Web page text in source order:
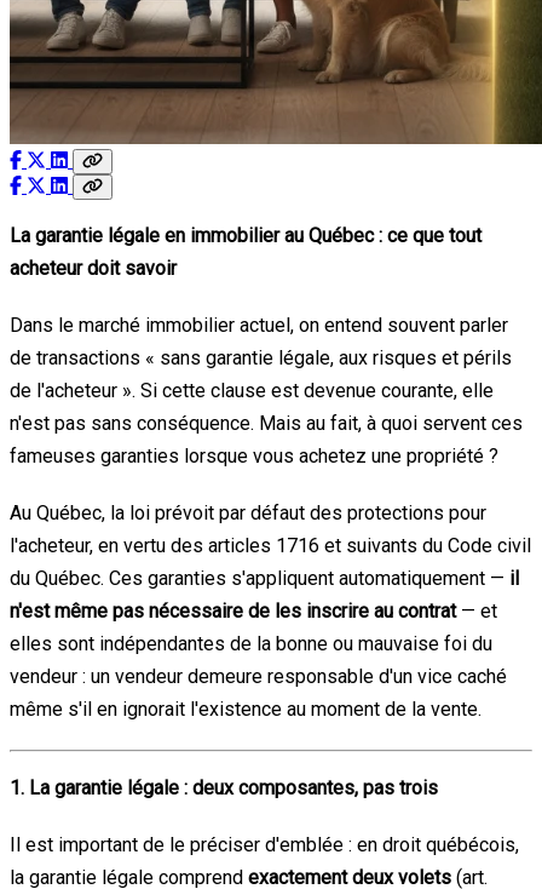
La garantie légale en immobilier au Québec : ce que tout
acheteur doit savoir
Dans le marché immobilier actuel, on entend souvent parler
de transactions « sans garantie légale, aux risques et périls
de l'acheteur ». Si cette clause est devenue courante, elle
n'est pas sans conséquence. Mais au fait, à quoi servent ces
fameuses garanties lorsque vous achetez une propriété ?
Au Québec, la loi prévoit par défaut des protections pour
l'acheteur, en vertu des articles 1716 et suivants du Code civil
du Québec. Ces garanties s'appliquent automatiquement — il
n'est même pas nécessaire de les inscrire au contrat— et
elles sont indépendantes de la bonne ou mauvaise foi du
vendeur : un vendeur demeure responsable d'un vice caché
même s'il en ignorait l'existence au moment de la vente.
1. La garantie légale : deux composantes, pas trois
Il est important de le préciser d'emblée : en droit québécois,
la garantie légale comprend exactement deux volets (art.